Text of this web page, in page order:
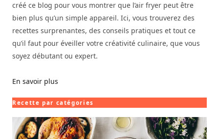
créé ce blog pour vous montrer que l’air fryer peut être
bien plus qu’un simple appareil. Ici, vous trouverez des
recettes surprenantes, des conseils pratiques et tout ce
qu’il faut pour éveiller votre créativité culinaire, que vous
soyez débutant ou expert.
En savoir plus
Recette par catégories